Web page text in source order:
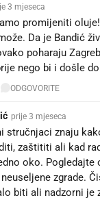
3 mjeseca
promijeniti
Da je Bandić
poharaju
nego bi i došle
ODGOVORITE
prije 3 mjeseca
stručnjaci znaju
zaštititi ali kad
oko. Pogledajte
zgrade.
biti ali nadzorni je